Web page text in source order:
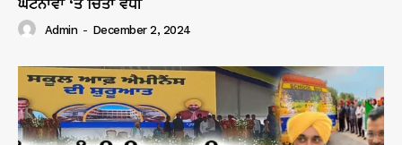
ਘਟਨਾਵਾਂ ‘ਤੇ ਚਿੰਤਾ ਵਧੀ
Admin - December 2, 2024